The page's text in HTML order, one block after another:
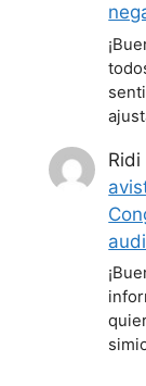
Ridi